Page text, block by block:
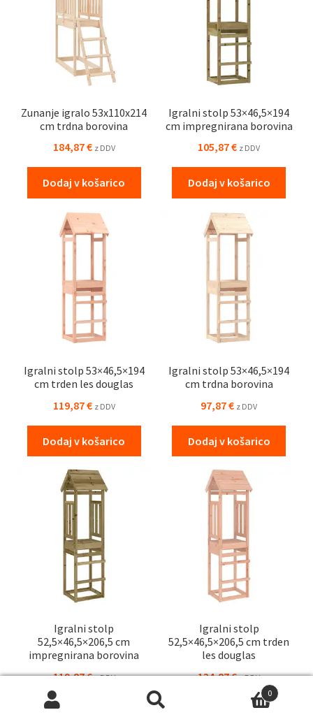
Zunanje igralo 53x110x214
cm trdna borovina
184,87€ z DDV
Dodaj v košarico
Igralni stolp 53×46,5×194
cm impregnirana borovina
105,87€ z DDV
Dodaj v košarico
Igralni stolp 53×46,5×194
cm trden les douglas
119,87€ z DDV
Dodaj v košarico
Igralni stolp 53×46,5×194
cm trdna borovina
97,87€ z DDV
Dodaj v košarico
Igralni stolp
52,5×46,5×206,5 cm
impregnirana borovina
119,87€ z DDV
Dodaj v košarico
Igralni stolp
52,5×46,5×206,5 cm trden
les douglas
134,87€ z DDV
Dodaj v košarico
0